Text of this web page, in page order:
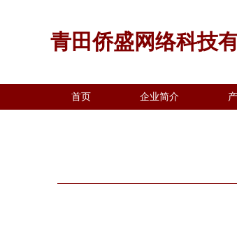
青田侨盛网络科技
首页 企业简介